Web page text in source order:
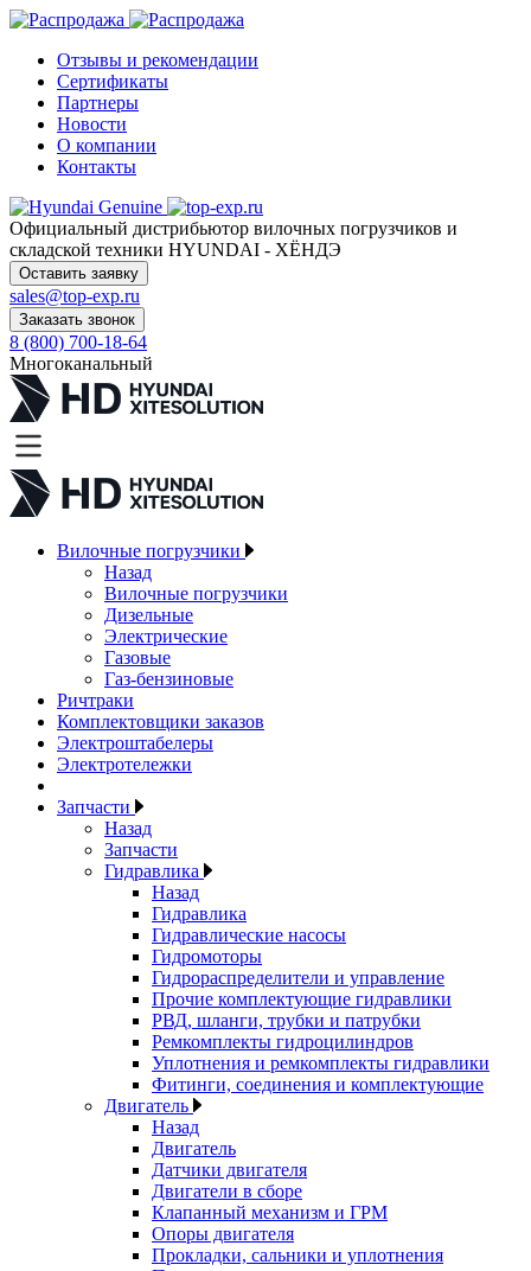
Отзывы и рекомендации
Сертификаты
Партнеры
Новости
О компании
Контакты
Официальный дистрибьютор вилочных погрузчиков и
складской техники HYUNDAI - ХЁНДЭ
Оставить заявку
sales@top-exp.ru
Заказать звонок
8 (800) 700-18-64
Многоканальный
Вилочные погрузчики
Назад
Вилочные погрузчики
Дизельные
Электрические
Газовые
Газ-бензиновые
Ричтраки
Комплектовщики заказов
Электроштабелеры
Электротележки
Запчасти
Назад
Запчасти
Гидравлика
Назад
Гидравлика
Гидравлические насосы
Гидромоторы
Гидрораспределители и управление
Прочие комплектующие гидравлики
РВД, шланги, трубки и патрубки
Ремкомплекты гидроцилиндров
Уплотнения и ремкомплекты гидравлики
Фитинги, соединения и комплектующие
Двигатель
Назад
Двигатель
Датчики двигателя
Двигатели в сборе
Клапанный механизм и ГРМ
Опоры двигателя
Прокладки, сальники и уплотнения